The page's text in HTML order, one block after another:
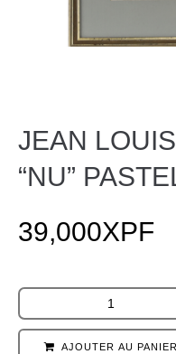
JEAN
“NU”
39,000XPF
AJOUTER AU PANIER